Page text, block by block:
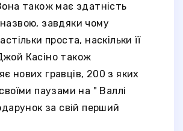
також має здатність
завдяки чому
проста, наскільки її
Касіно також
нових гравців, 200 з яких
паузами на " Валлі
за свій перший